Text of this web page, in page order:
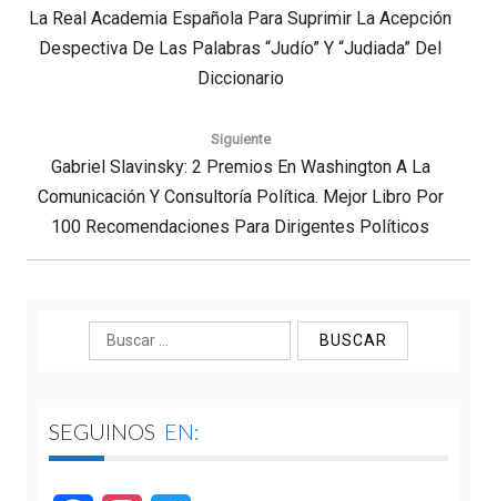
Post:
La Real Academia Española Para Suprimir La Acepción
Despectiva De Las Palabras “Judío” Y “Judiada” Del
Diccionario
Siguiente
Next
Post:
Gabriel Slavinsky: 2 Premios En Washington A La
Comunicación Y Consultoría Política. Mejor Libro Por
100 Recomendaciones Para Dirigentes Políticos
Buscar:
SEGUINOS EN: